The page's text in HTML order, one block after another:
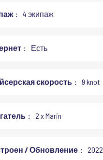
4 экипаж
Есть
скорость 9 knot
2 x Marin
/ Обновление 2022